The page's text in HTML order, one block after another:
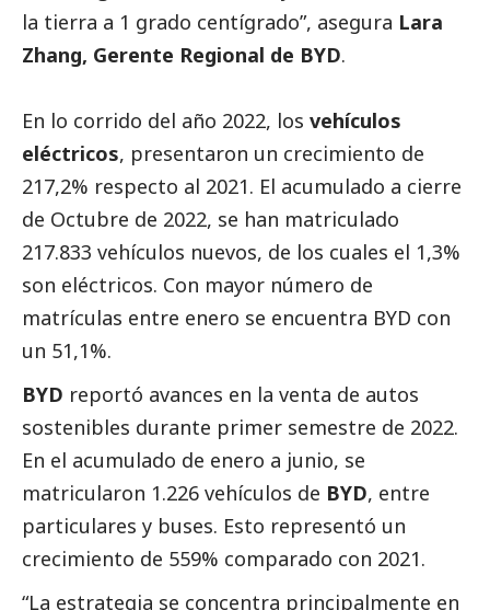
la tierra a 1 grado centígrado”, asegura Lara
Zhang, Gerente Regional de BYD.
En lo corrido del año 2022, los vehículos
eléctricos, presentaron un crecimiento de
217,2% respecto al 2021. El acumulado a cierre
de Octubre de 2022, se han matriculado
217.833 vehículos nuevos, de los cuales el 1,3%
son eléctricos. Con mayor número de
matrículas entre enero se encuentra BYD con
un 51,1%.
BYD reportó avances en la venta de autos
sostenibles durante primer semestre de 2022.
En el acumulado de enero a junio, se
matricularon 1.226 vehículos de BYD, entre
particulares y buses. Esto representó un
crecimiento de 559% comparado con 2021.
“La estrategia se concentra principalmente en